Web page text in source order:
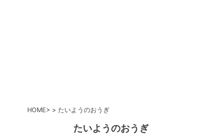
HOME たいようのおうぎ
たいようのおうぎ